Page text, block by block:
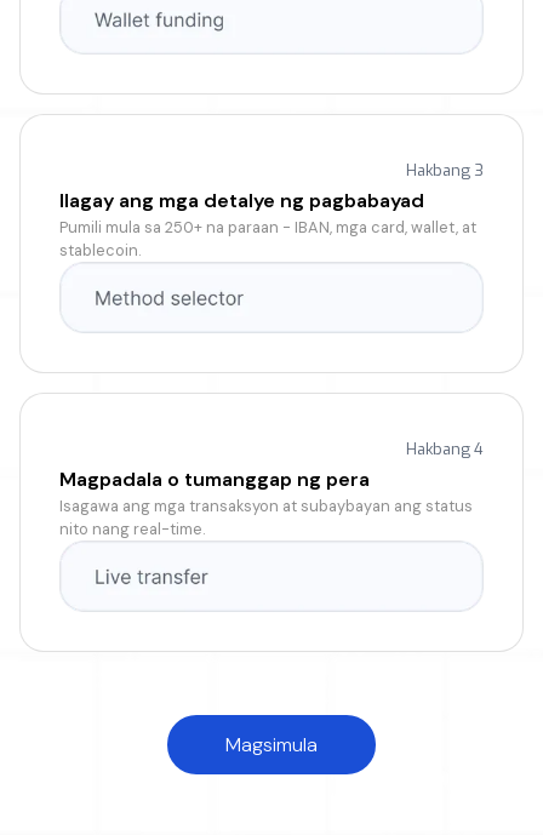
Hakbang 3
Ilagay ang mga detalye ng pagbabayad
Pumili mula sa 250+ na paraan - IBAN, mga card, wallet, at
stablecoin.
Hakbang 4
Magpadala o tumanggap ng pera
Isagawa ang mga transaksyon at subaybayan ang status
nito nang real-time.
Magsimula